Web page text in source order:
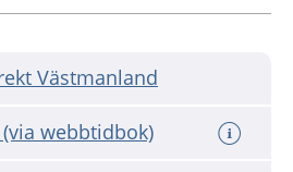
Västmanland
webbtidbok)